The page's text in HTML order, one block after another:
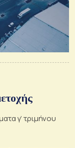
γ’ τριμήνου